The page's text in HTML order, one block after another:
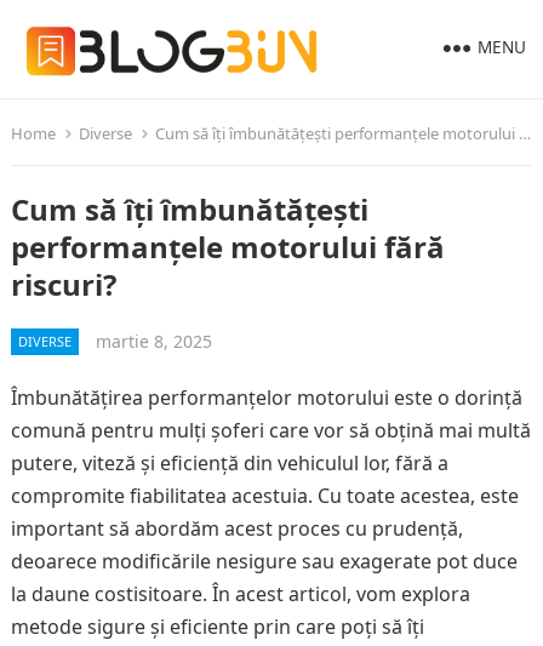
MENU
Home Diverse Cum să îți îmbunătățești performanțele motorului fără riscuri?
Cum să îți îmbunătățești
performanțele motorului fără
riscuri?
DIVERSE martie 8, 2025
Îmbunătățirea performanțelor motorului este o dorință
comună pentru mulți șoferi care vor să obțină mai multă
putere, viteză și eficiență din vehiculul lor, fără a
compromite fiabilitatea acestuia. Cu toate acestea, este
important să abordăm acest proces cu prudență,
deoarece modificările nesigure sau exagerate pot duce
la daune costisitoare. În acest articol, vom explora
metode sigure și eficiente prin care poți să îți